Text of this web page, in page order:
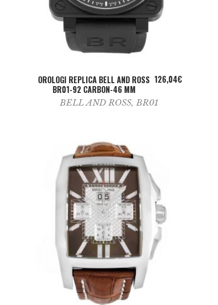
ADD TO CART
OROLOGI REPLICA BELL AND ROSS
BR01-92 CARBON-46 MM
126,04€
BELL AND ROSS,BR01